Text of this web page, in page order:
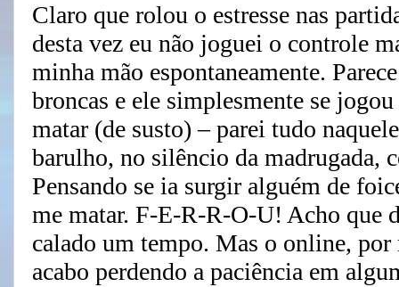
Claro que rolou o estresse nas
desta vez eu não joguei o controle
minha mão espontaneamente.
broncas e ele simplesmente se
matar (de susto) – parei tudo
barulho, no silêncio da madrugada,
Pensando se ia surgir alguém de
me matar. F-E-R-R-O-U! Acho que
calado um tempo. Mas o online,
acabo perdendo a paciência em